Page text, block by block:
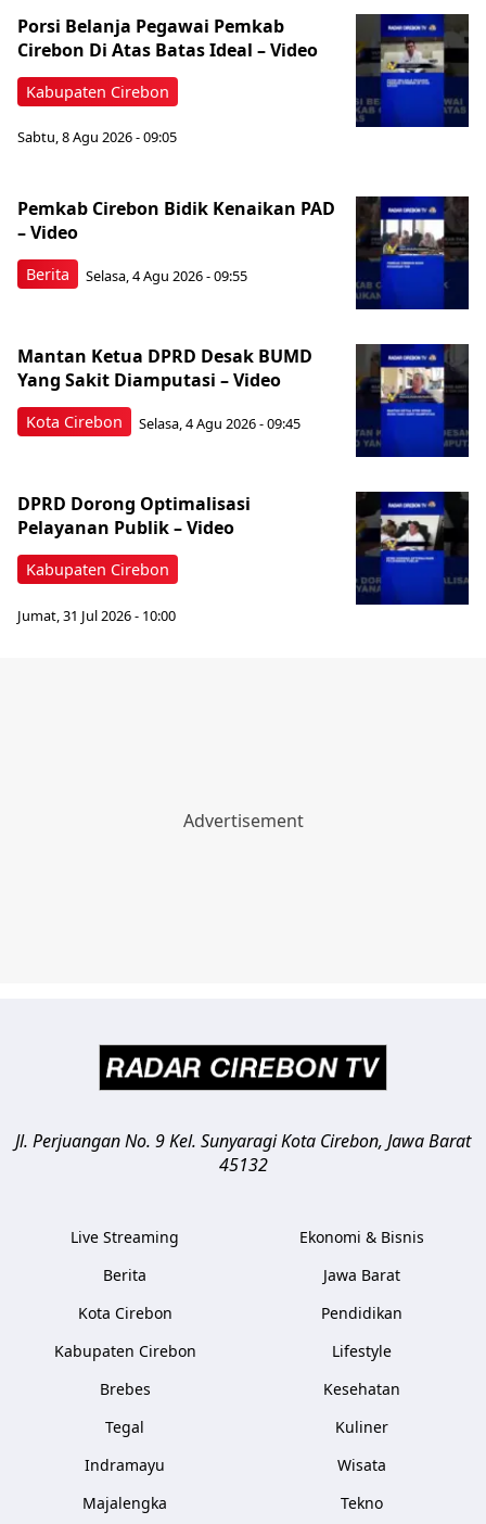
Kabupaten Cirebon
Porsi Belanja Pegawai Pemkab
Cirebon Di Atas Batas Ideal – Video
Sabtu, 8 Agu 2026 - 09:05
Berita
Pemkab Cirebon Bidik Kenaikan PAD
– Video
Selasa, 4 Agu 2026 - 09:55
Kota Cirebon
Mantan Ketua DPRD Desak BUMD
Yang Sakit Diamputasi – Video
Selasa, 4 Agu 2026 - 09:45
Kabupaten Cirebon
DPRD Dorong Optimalisasi
Pelayanan Publik – Video
Jumat, 31 Jul 2026 - 10:00
Jl. Perjuangan No. 9 Kel. SunyaragiKota Cirebon, Jawa Barat
45132
Live Streaming
Berita
Kota Cirebon
Kabupaten Cirebon
Brebes
Tegal
Indramayu
Majalengka
Ekonomi & Bisnis
Jawa Barat
Pendidikan
Lifestyle
Kesehatan
Kuliner
Wisata
Tekno